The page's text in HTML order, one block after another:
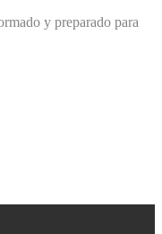
y preparado para